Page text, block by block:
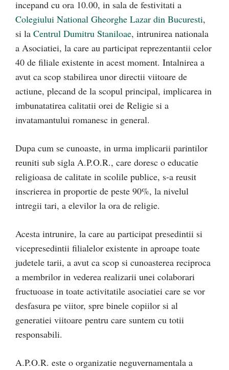
incepand cu ora 10.00, in sala de festivitati a
Colegiului National Gheorghe Lazar din Bucuresti,
si la Centrul Dumitru Staniloae, intrunirea nationala
a Asociatiei, la care au participat reprezentantii celor
40 de filiale existente in acest moment. Intalnirea a
avut ca scop stabilirea unor directii viitoare de
actiune, plecand de la scopul principal, implicarea in
imbunatatirea calitatii orei de Religie si a
invatamantului romanesc in general.
Dupa cum se cunoaste, in urma implicarii parintilor
reuniti sub sigla A.P.O.R., care doresc o educatie
religioasa de calitate in scolile publice, s-a reusit
inscrierea in proportie de peste 90%, la nivelul
intregii tari, a elevilor la ora de religie.
Acesta intrunire, la care au participat presedintii si
vicepresedintii filialelor existente in aproape toate
judetele tarii, a avut ca scop si cunoasterea reciproca
a membrilor in vederea realizarii unei colaborari
fructuoase in toate activitatile asociatiei care se vor
desfasura pe viitor, spre binele copiilor si al
generatiei viitoare pentru care suntem cu totii
responsabili.
A.P.O.R. este o organizatie neguvernamentala a